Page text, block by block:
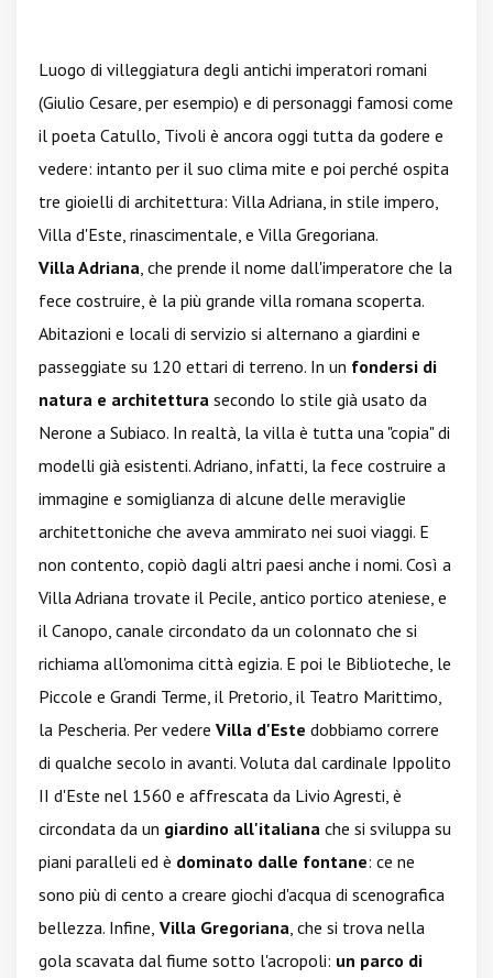
Luogo di villeggiatura degli antichi imperatori romani
(Giulio Cesare, per esempio) e di personaggi famosi come
il poeta Catullo, Tivoli è ancora oggi tutta da godere e
vedere: intanto per il suo clima mite e poi perché ospita
tre gioielli di architettura: Villa Adriana, in stile impero,
Villa d'Este, rinascimentale, e Villa Gregoriana.
Villa Adriana, che prende il nome dall'imperatore che la
fece costruire, è la più grande villa romana scoperta.
Abitazioni e locali di servizio si alternano a giardini e
passeggiate su 120 ettari di terreno. In un fondersi di
natura e architettura secondo lo stile già usato da
Nerone a Subiaco. In realtà, la villa è tutta una "copia" di
modelli già esistenti. Adriano, infatti, la fece costruire a
immagine e somiglianza di alcune delle meraviglie
architettoniche che aveva ammirato nei suoi viaggi. E
non contento, copiò dagli altri paesi anche i nomi. Così a
Villa Adriana trovate il Pecile, antico portico ateniese, e
il Canopo, canale circondato da un colonnato che si
richiama all'omonima città egizia. E poi le Biblioteche, le
Piccole e Grandi Terme, il Pretorio, il Teatro Marittimo,
la Pescheria. Per vedere Villa d'Este dobbiamo correre
di qualche secolo in avanti. Voluta dal cardinale Ippolito
II d'Este nel 1560 e affrescata da Livio Agresti, è
circondata da un giardino all'italiana che si sviluppa su
piani paralleli ed è dominato dalle fontane: ce ne
sono più di cento a creare giochi d'acqua di scenografica
bellezza. Infine, Villa Gregoriana, che si trova nella
gola scavata dal fiume sotto l'acropoli: un parco di